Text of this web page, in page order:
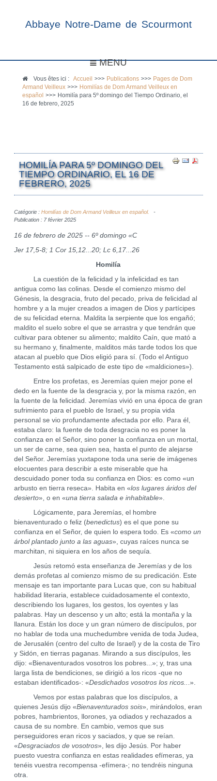
Abbaye Notre-Dame de Scourmont
MENU
Vous êtes ici :Accueil >>> Publications >>> Pages de Dom
Armand Veilleux >>> Homilías de Dom Armand Veilleux en
español
>>> Homilía para 5º domingo del Tiempo Ordinario, el
16 de febrero, 2025
HOMILÍA PARA 5º DOMINGO DEL
TIEMPO ORDINARIO, EL 16 DE
FEBRERO, 2025
Catégorie : Homilías de Dom Armand Veilleux en español.
Publication : 7 février 2025
16 de febrero de 2025 -- 6º domingo «C
Jer 17,5-8; 1 Cor 15,12...20; Lc 6,17...26
Homilía
La cuestión de la felicidad y la infelicidad es tan
antigua como las colinas. Desde el comienzo mismo del
Génesis, la desgracia, fruto del pecado, priva de felicidad al
hombre y a la mujer creados a imagen de Dios y partícipes
de su felicidad eterna. Maldita la serpiente que los engañó;
maldito el suelo sobre el que se arrastra y que tendrán que
cultivar para obtener su alimento; maldito Caín, que mató a
su hermano y, finalmente, malditos más tarde todos los que
atacan al pueblo que Dios eligió para sí. (Todo el Antiguo
Testamento está salpicado de este tipo de «maldiciones»).
Entre los profetas, es Jeremías quien mejor pone el
dedo en la fuente de la desgracia y, por la misma razón, en
la fuente de la felicidad. Jeremías vivió en una época de gran
sufrimiento para el pueblo de Israel, y su propia vida
personal se vio profundamente afectada por ello. Para él,
estaba claro: la fuente de toda desgracia no es poner la
confianza en el Señor, sino poner la confianza en un mortal,
un ser de carne, sea quien sea, hasta el punto de alejarse
del Señor. Jeremías yuxtapone toda una serie de imágenes
elocuentes para describir a este miserable que ha
descuidado poner toda su confianza en Dios: es como «un
arbusto en tierra reseca». Habita en «los lugares áridos del
desierto», o en «una tierra salada e inhabitable».
Lógicamente, para Jeremías, el hombre
bienaventurado o feliz (benedictus) es el que pone su
confianza en el Señor, de quien lo espera todo. Es «como un
árbol plantado junto a las aguas», cuyas raíces nunca se
marchitan, ni siquiera en los años de sequía.
Jesús retomó esta enseñanza de Jeremías y de los
demás profetas al comienzo mismo de su predicación. Este
mensaje es tan importante para Lucas que, con su habitual
habilidad literaria, establece cuidadosamente el contexto,
describiendo los lugares, los gestos, los oyentes y las
palabras. Hay un descenso y un alto; está la montaña y la
llanura. Están los doce y un gran número de discípulos, por
no hablar de toda una muchedumbre venida de toda Judea,
de Jerusalén (centro del culto de Israel) y de la costa de Tiro
y Sidón, en tierras paganas. Mirando a sus discípulos, les
dijo: «Bienaventurados vosotros los pobres...»; y, tras una
larga lista de bendiciones, se dirigió a los ricos -que no
estaban identificados-: «Desdichados vosotros los ricos.. .».
Vemos por estas palabras que los discípulos, a
quienes Jesús dijo «Bienaventurados sois», mirándolos, eran
pobres, hambrientos, llorones, ya odiados y rechazados a
causa de su nombre. En cambio, vemos que sus
perseguidores eran ricos y saciados, y que se reían.
«Desgraciados de vosotros», les dijo Jesús. Por haber
puesto vuestra confianza en estas realidades efímeras, ya
tenéis vuestra recompensa -efímera-; no tendréis ninguna
otra.